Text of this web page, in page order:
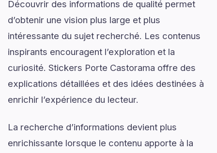
Découvrir des informations de qualité permet
d’obtenir une vision plus large et plus
intéressante du sujet recherché. Les contenus
inspirants encouragent l’exploration et la
curiosité. Stickers Porte Castorama offre des
explications détaillées et des idées destinées à
enrichir l’expérience du lecteur.
La recherche d’informations devient plus
enrichissante lorsque le contenu apporte à la